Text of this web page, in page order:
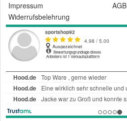
Impressum
AGB
Widerrufsbelehrung